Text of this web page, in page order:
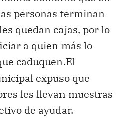
personas terminan
quedan cajas, por lo
a quien más lo
caduquen.El
expuso que
les llevan muestras
de ayudar.